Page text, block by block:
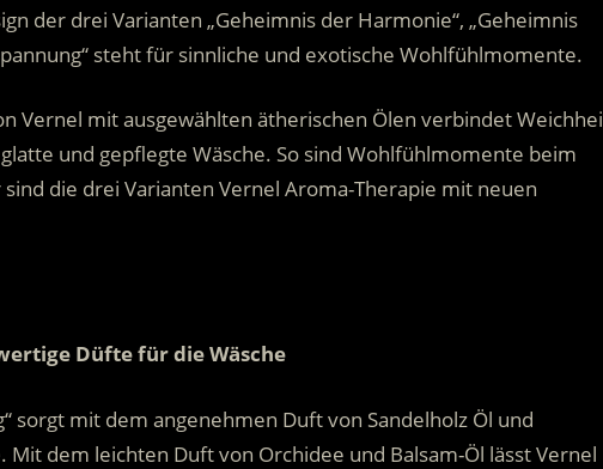
der drei Varianten „Geheimnis der Harmonie“, „Geheimnis
steht für sinnliche und exotische Wohlfühlmomente.
Vernel mit ausgewählten ätherischen Ölen verbindet
und gepflegte Wäsche. So sind Wohlfühlmomente beim
die drei Varianten Vernel Aroma-Therapie mit neuen
Düfte für die Wäsche
sorgt mit dem angenehmen Duft von Sandelholz Öl und
dem leichten Duft von Orchidee und Balsam-Öl lässt Vernel